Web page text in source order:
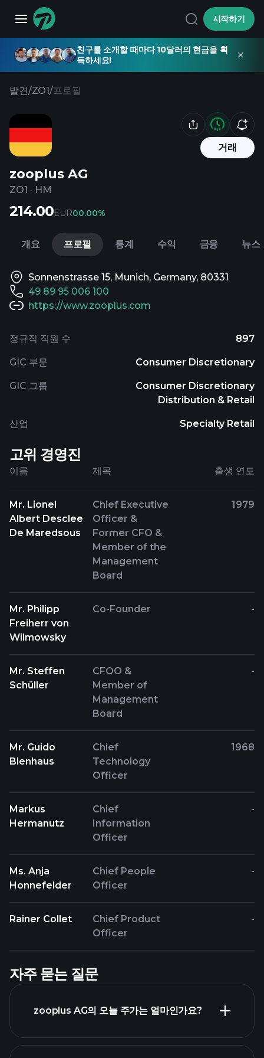
시작하기
친구를 소개할 때마다 10달러의 현금을 획
득하세요!
발견/ZO1/프로필
거래
zooplus AG
ZO1 · HM
214.00EUR00.00%
개요 프로필 통계 수익 금융 뉴스
Sonnenstrasse 15, Munich, Germany, 80331
49 89 95 006 100
https://www.zooplus.com
정규직 직원 수 897
GIC 부문 Consumer Discretionary
GIC 그룹
Consumer Discretionary
Distribution & Retail
산업 Specialty Retail
고위 경영진
이름 제목 출생 연도
Mr. Lionel
Albert Desclee
De Maredsous
Chief Executive
Officer &
Former CFO &
Member of the
Management
Board
1979
Mr. Philipp
Freiherr von
Wilmowsky
Co-Founder -
Mr. Steffen
Schüller
CFOO &
Member of
Management
Board
-
Mr. Guido
Bienhaus
Chief
Technology
Officer
1968
Markus
Hermanutz
Chief
Information
Officer
-
Ms. Anja
Honnefelder
Chief People
Officer
-
Rainer Collet
Chief Product
Officer
-
자주 묻는 질문
zooplus AG의 오늘 주가는 얼마인가요?